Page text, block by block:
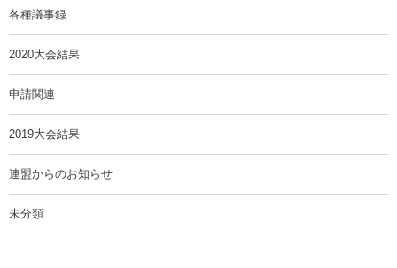
各種議事録
2020大会結果
申請関連
2019大会結果
連盟からのお知らせ
未分類